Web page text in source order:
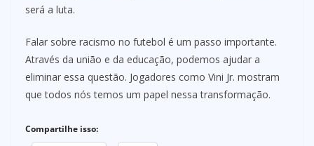
será a luta.
Falar sobre racismo no futebol é um passo importante.
Através da união e da educação, podemos ajudar a
eliminar essa questão. Jogadores como Vini Jr. mostram
que todos nós temos um papel nessa transformação.
Compartilhe isso: